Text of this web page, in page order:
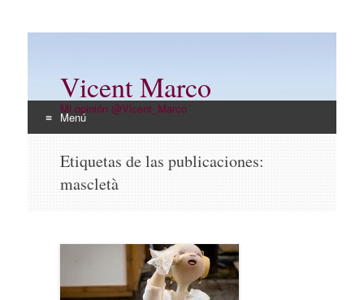
Vicent Marco
Mi opinión @Vicent_Marco
Menú
contenido
Etiquetas de las publicaciones:
mascletà